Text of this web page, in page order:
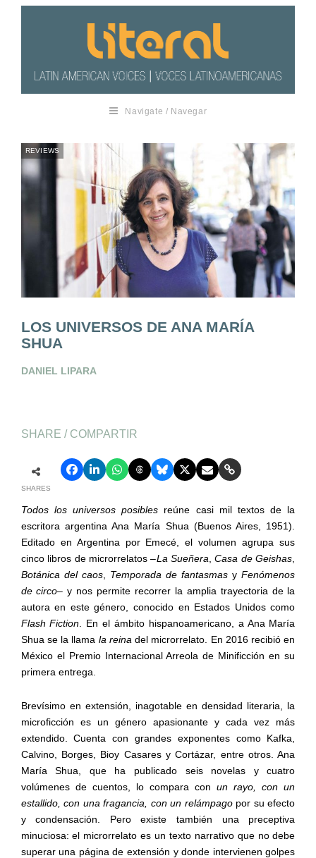
Navigate / Navegar
REVIEWS
LOS UNIVERSOS DE ANA MARÍA
SHUA
DANIEL LIPARA
SHARE / COMPARTIR
SHARES
Todos los universos posibles reúne casi mil textos de la
escritora argentina Ana María Shua (Buenos Aires, 1951).
Editado en Argentina por Emecé, el volumen agrupa sus
cinco libros de microrrelatos –La Sueñera ,Casa de Geishas
Botánica del caos, Temporada de fantasmas yFenómenos
de circo– y nos permite recorrer la amplia trayectoria de la
autora en este género, conocido en Estados Unidos como
Flash Fiction . En el ámbito hispanoamericano, a Ana María
Shua se la llama la reina del microrrelato. En 2016 recibió en
México el Premio Internacional Arreola de Minificción en su
primera entrega.
Brevísimo en extensión, inagotable en densidad literaria, la
microficción es un género apasionante y cada vez más
extendido. Cuenta con grandes exponentes como Kafka,
Calvino, Borges, Bioy Casares y Cortázar, entre otros. Ana
María Shua, que ha publicado seis novelas y cuatro
volúmenes de cuentos,
lo compara conun rayo, con un
estallido, con una fragancia, con un relámpago por su efecto
y condensación. Pero existe también una preceptiva
minuciosa: el microrrelato es un texto narrativo que no debe
superar una página de extensión y donde intervienen golpes